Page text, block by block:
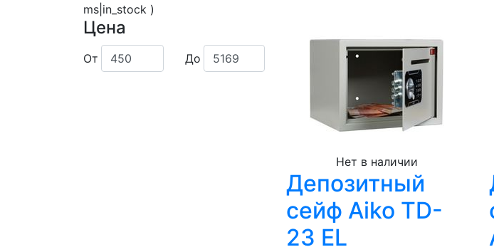
ms|in_stock )
Цена
От До
Нет в наличии
Депозитный
cейф Aiko TD-
23 EL